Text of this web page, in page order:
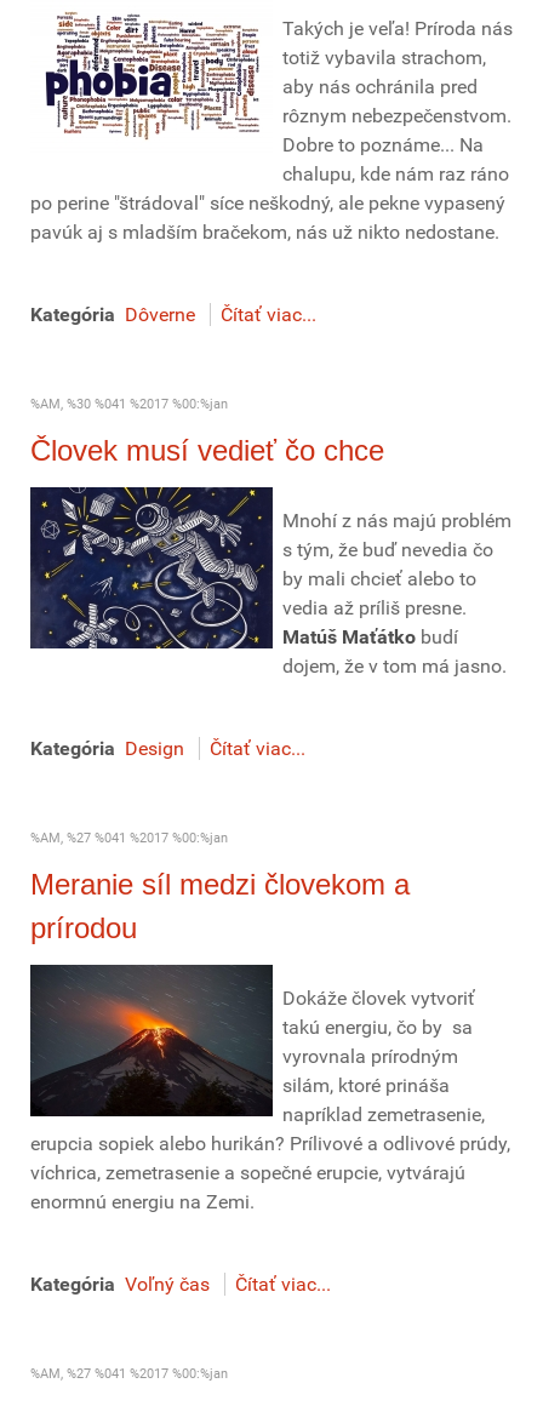
Takých je veľa! Príroda nás
totiž vybavila strachom,
aby nás ochránila pred
rôznym nebezpečenstvom.
Dobre to poznáme... Na
chalupu, kde nám raz ráno
po perine "štrádoval" síce neškodný, ale pekne vypasený
pavúk aj s mladším bračekom, nás už nikto nedostane.
Kategória Dôverne Čítať viac...
%AM, %30 %041 %2017 %00:%jan
Človek musí vedieť čo chce
Mnohí z nás majú problém
s tým, že buď nevedia čo
by mali chcieť alebo to
vedia až príliš presne.
Matúš Maťátko budí
dojem, že v tom má jasno.
Kategória Design Čítať viac...
%AM, %27 %041 %2017 %00:%jan
Meranie síl medzi človekom a
prírodou
Dokáže človek vytvoriť
takú energiu, čo by sa
vyrovnala prírodným
silám, ktoré prináša
napríklad zemetrasenie,
erupcia sopiek alebo hurikán? Prílivové a odlivové prúdy,
víchrica, zemetrasenie a sopečné erupcie, vytvárajú
enormnú energiu na Zemi.
Kategória Voľný čas Čítať viac...
%AM, %27 %041 %2017 %00:%jan